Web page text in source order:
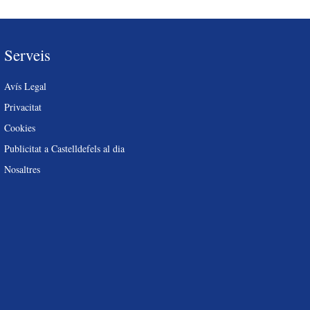
Serveis
Avís Legal
Privacitat
Cookies
Publicitat a Castelldefels al dia
Nosaltres